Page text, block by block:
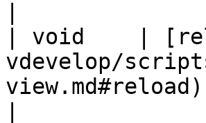
| void    |
vdevelop/